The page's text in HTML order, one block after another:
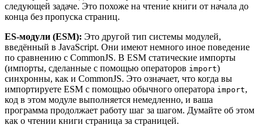
следующей задаче. Это похоже на чтение книги от начала до
конца без пропуска страниц.
ES-модули (ESM): Это другой тип системы модулей,
введённый в JavaScript. Они имеют немного иное поведение
по сравнению с CommonJS. В ESM статические импорты
(импорты, сделанные с помощью операторов import)
синхронны, как и CommonJS. Это означает, что когда вы
импортируете ESM с помощью обычного оператора import,
код в этом модуле выполняется немедленно, и ваша
программа продолжает работу шаг за шагом. Думайте об этом
как о чтении книги страница за страницей.